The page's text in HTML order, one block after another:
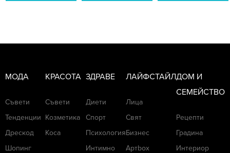
МОДА
Съвети
Тенденции
Дрескод
Шопинг
КРАСОТА
Съвети
Козметика
Коса
ЗДРАВЕ
Диети
Спорт
Психология
Интимно
ЛАЙФСТАЙЛ
Лица
Свят
Бизнес
Артbox
ДОМ И
СЕМЕЙСТВО
Рецепти
Градина
Интериор